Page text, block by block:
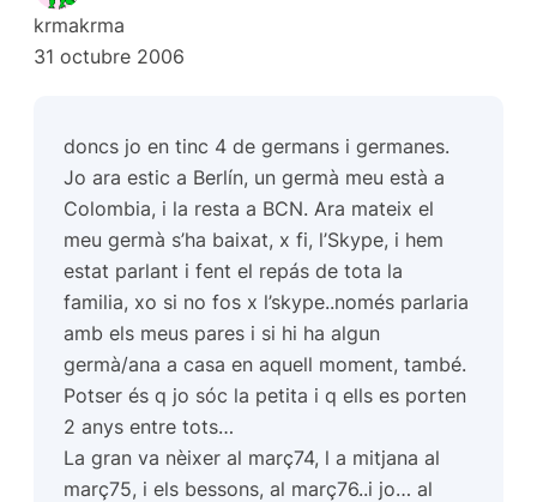
krmakrma
31 octubre 2006
doncs jo en tinc 4 de germans i germanes.
Jo ara estic a Berlín, un germà meu està a
Colombia, i la resta a BCN. Ara mateix el
meu germà s’ha baixat, x fi, l’Skype, i hem
estat parlant i fent el repás de tota la
familia, xo si no fos x l’skype..només parlaria
amb els meus pares i si hi ha algun
germà/ana a casa en aquell moment, també.
Potser és q jo sóc la petita i q ells es porten
2 anys entre tots…
La gran va nèixer al març74, l a mitjana al
març75, i els bessons, al març76..i jo… al